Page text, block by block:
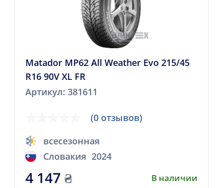
Matador MP62 All Weather Evo 215/45
R16 90V XL FR
Артикул: 381611
(0 отзывов)
всесезонная
Словакия 2024
4 147 ₴ В наличии